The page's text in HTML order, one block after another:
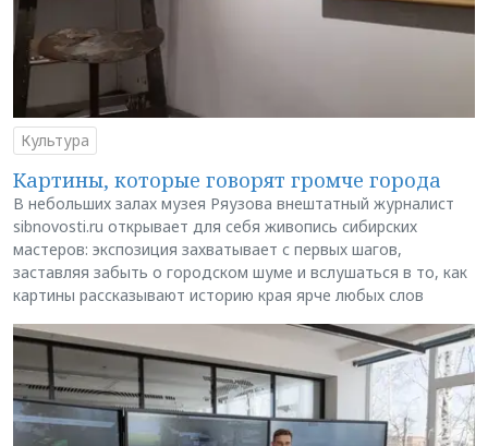
Культура
Картины, которые говорят громче города
В небольших залах музея Ряузова внештатный журналист
sibnovosti.ru открывает для себя живопись сибирских
мастеров: экспозиция захватывает с первых шагов,
заставляя забыть о городском шуме и вслушаться в то, как
картины рассказывают историю края ярче любых слов